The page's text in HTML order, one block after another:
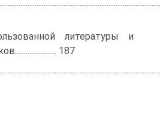
литературы и
187